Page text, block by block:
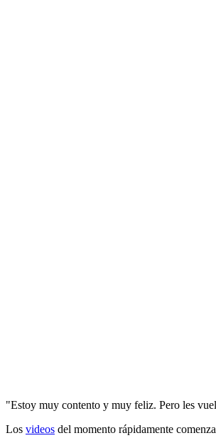
"Estoy muy contento y muy feliz. Pero les
Los videos del momento rápidamente